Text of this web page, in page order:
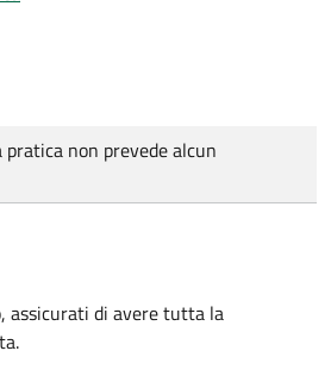
non prevede alcun
assicurati di avere tutta la